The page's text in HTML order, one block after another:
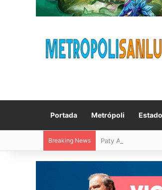
Portada Metrópoli Estado
Breaking News Paty Aradillas